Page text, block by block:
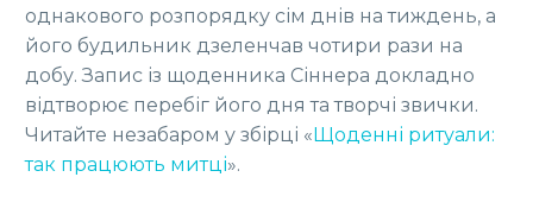
однакового розпорядку сім днів на тиждень, а
його будильник дзеленчав чотири рази на
добу. Запис із щоденника Сіннера докладно
відтворює перебіг його дня та творчі звички.
Читайте незабаром у збірці «Щоденні ритуали:
так працюють митці».